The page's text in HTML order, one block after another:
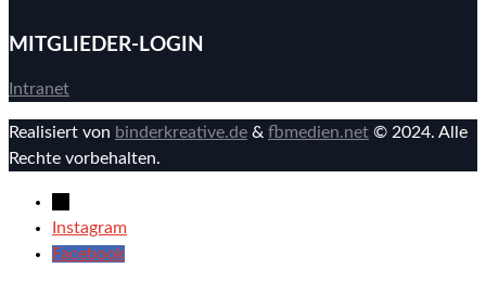
MITGLIEDER-LOGIN
Intranet
Realisiert von binderkreative.de & fbmedien.net © 2024. Alle
Rechte vorbehalten.
Instagram
Facebook